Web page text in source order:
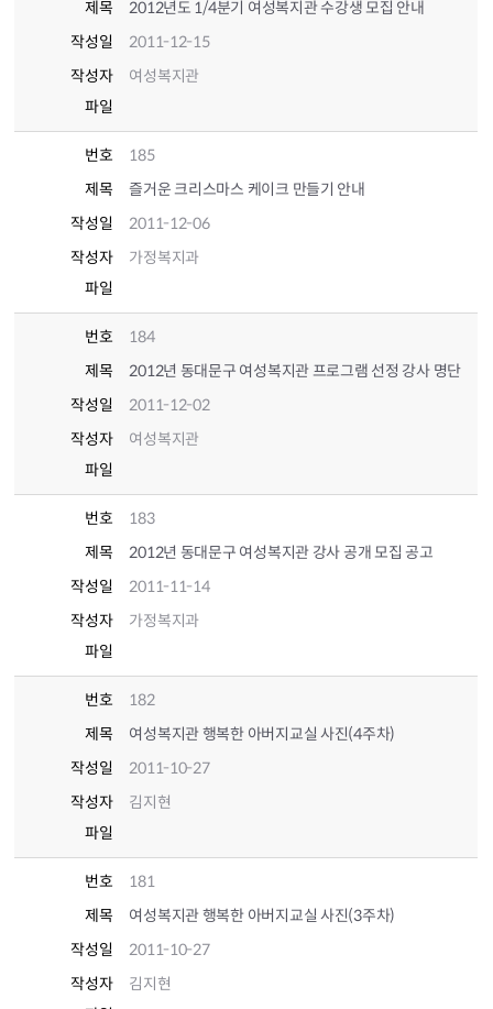
제목
2012년도 1/4분기 여성복지관 수강생 모집 안내
작성일
2011-12-15
작성자
여성복지관
파일
번호
185
제목
즐거운 크리스마스 케이크 만들기 안내
작성일
2011-12-06
작성자
가정복지과
파일
번호
184
제목
2012년 동대문구 여성복지관 프로그램 선정 강사 명단
작성일
2011-12-02
작성자
여성복지관
파일
번호
183
제목
2012년 동대문구 여성복지관 강사 공개 모집 공고
작성일
2011-11-14
작성자
가정복지과
파일
번호
182
제목
여성복지관 행복한 아버지교실 사진(4주차)
작성일
2011-10-27
작성자
김지현
파일
번호
181
제목
여성복지관 행복한 아버지교실 사진(3주차)
작성일
2011-10-27
작성자
김지현